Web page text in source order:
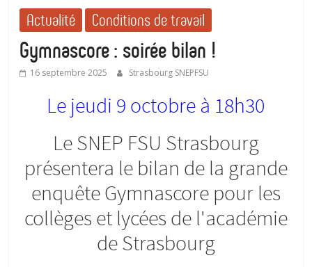
Actualité Conditions de travail
Gymnascore : soirée bilan !
16 septembre 2025 Strasbourg SNEPFSU
Le jeudi 9 octobre à 18h30
Le SNEP FSU Strasbourg
présentera le bilan de la grande
enquête Gymnascore pour les
collèges et lycées de l'académie
de Strasbourg